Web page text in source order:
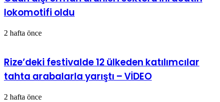
lokomotifi oldu
2 hafta önce
Rize’deki festivalde 12 ülkeden katılımcılar
tahta arabalarla yarıştı – VİDEO
2 hafta önce